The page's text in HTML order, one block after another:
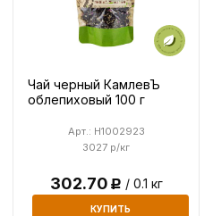
Чай черный КамлевЪ
облепиховый 100 г
3027 р/кг
Арт.: H1002923
302.70Р / 0.1 кг
КУПИТЬ